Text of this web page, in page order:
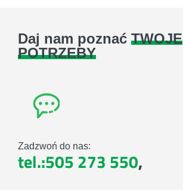
Daj nam poznać TWOJE
POTRZEBY
Zadzwoń do nas:
tel.:505 273 550,